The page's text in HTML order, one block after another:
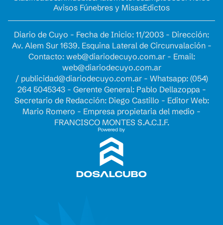
Avisos Fúnebres y MisasEdictos
Diario de Cuyo - Fecha de Inicio: 11/2003 - Dirección:
Av. Alem Sur 1639. Esquina Lateral de Circunvalación -
Contacto: web@diariodecuyo.com.ar- Email:
web@diariodecuyo.com.ar
/ publicidad@diariodecuyo.com.ar- Whatsapp: (054)
264 5045343 - Gerente General: Pablo Dellazoppa -
Secretario de Redacción: Diego Castillo - Editor Web:
Mario Romero - Empresa propietaria del medio -
FRANCISCO MONTES S.A.C.I.F.